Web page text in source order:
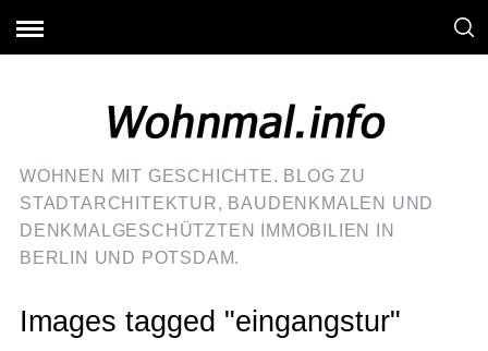
WOHNEN MIT GESCHICHTE. BLOG ZU
STADTARCHITEKTUR, BAUDENKMALEN UND
DENKMALGESCHÜTZTEN IMMOBILIEN IN
BERLIN UND POTSDAM.
Images tagged "eingangstur"